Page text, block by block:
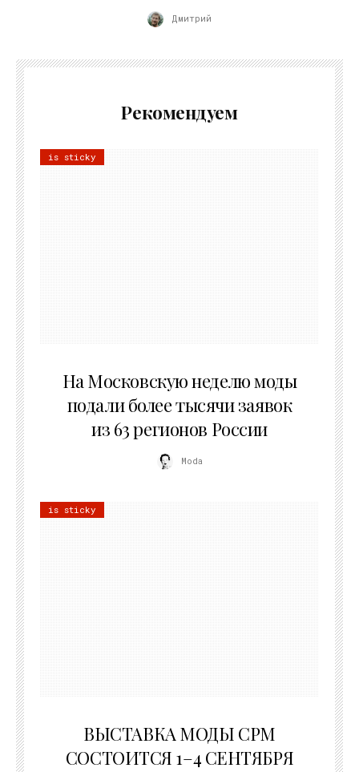
Дмитрий
Рекомендуем
is sticky
На Московскую неделю моды
подали более тысячи заявок
из 63 регионов России
Moda
is sticky
ВЫСТАВКА МОДЫ CPM
СОСТОИТСЯ 1–4 СЕНТЯБРЯ